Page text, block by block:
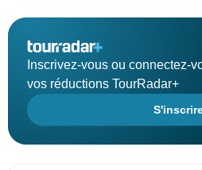
Inscrivez-vous ou connectez-
vos réductions TourRadar+